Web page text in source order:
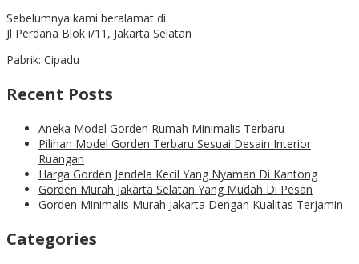
Sebelumnya kami beralamat di:
Jl Perdana Blok i/11, Jakarta Selatan
Pabrik: Cipadu
Recent Posts
Aneka Model Gorden Rumah Minimalis Terbaru
Pilihan Model Gorden Terbaru Sesuai Desain Interior
Ruangan
Harga Gorden Jendela Kecil Yang Nyaman Di Kantong
Gorden Murah Jakarta Selatan Yang Mudah Di Pesan
Gorden Minimalis Murah Jakarta Dengan Kualitas Terjamin
Categories